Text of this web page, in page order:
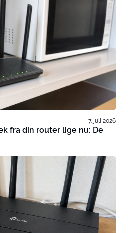
7. juli 2026
fra din router lige nu: De